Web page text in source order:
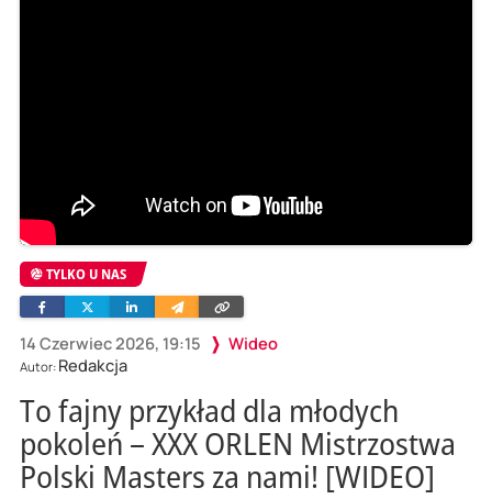
TYLKO U NAS
14 Czerwiec 2026, 19:15 Wideo
Autor: Redakcja
FacebookTwitterLinkedinWyślij
e-
Skopiuj
link
To fajny przykład dla młodych
pokoleń – XXX ORLEN Mistrzostwa
Polski Masters za nami! [WIDEO]